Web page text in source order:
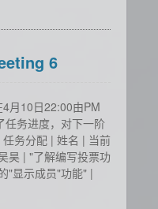
6
月10日22:00由PM
任务进度，对下一阶
务分配 | 姓名 | 当前
昊 | "了解编写投票功
"显示成员"功能" |